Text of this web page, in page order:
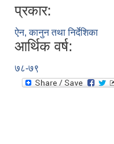
प्रकार:
ऐन, कानुन तथा निर्देशिका
आर्थिक वर्ष:
७८-७९